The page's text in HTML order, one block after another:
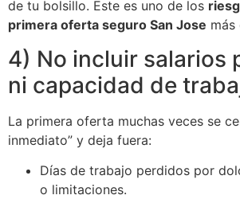
de tu bolsillo. Este es uno de los
primera oferta seguro San Jose más
4) No incluir salarios
ni capacidad de
La primera oferta muchas veces se
inmediato” y deja fuera:
Días de trabajo perdidos por
o limitaciones.